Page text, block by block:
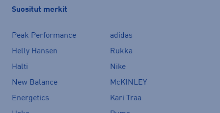
Suositut merkit
Peak Performance
adidas
Helly Hansen
Rukka
Halti
Nike
New Balance
McKINLEY
Energetics
Kari Traa